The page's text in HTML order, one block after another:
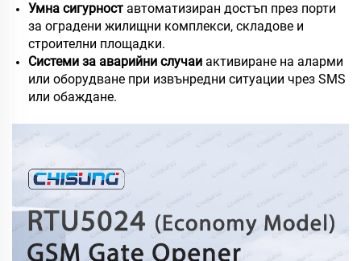
Умна сигурност автоматизиран достъп през порти
за оградени жилищни комплекси, складове и
строителни площадки.
Системи за аварийни случаи активиране на аларми
или оборудване при извънредни ситуации чрез SMS
или обаждане.